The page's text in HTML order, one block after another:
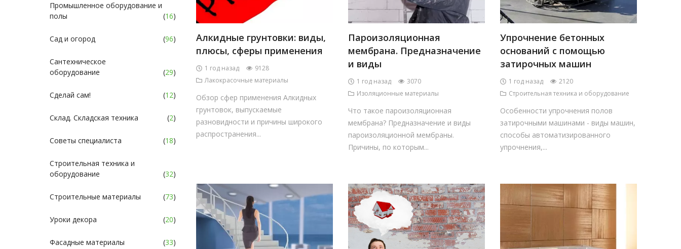
Промышленное оборудование и
полы
(16)
Сад и огород (96)
Сантехническое
оборудование
(29)
Сделай сам! (12)
Склад. Складская техника (2)
Советы специалиста (18)
Строительная техника и
оборудование
(32)
Строительные материалы (73)
Уроки декора (20)
Фасадные материалы (33)
Алкидные грунтовки: виды,
плюсы, сферы применения
1 год назад
9128
Лакокрасочные материалы
Обзор сфер применения Алкидных
грунтовок, выпускаемые
разновидности и причины широкого
распространения...
Пароизоляционная
мембрана. Предназначение
и виды
1 год назад
3070
Изоляционные материалы
Что такое пароизоляционная
мембрана? Предназначение и виды
пароизоляционной мембраны.
Причины, по которым...
Упрочнение бетонных
оснований с помощью
затирочных машин
1 год назад
2120
Строительная техника и оборудование
Особенности упрочнения полов
затирочными машинами - виды машин,
способы автоматизированного
упрочнения,...